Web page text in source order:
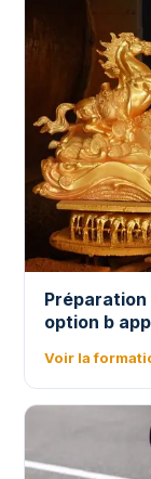
Préparation
option b
Voir la